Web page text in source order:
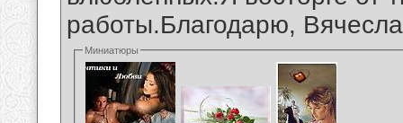
работы.Благодарю,
Миниатюры